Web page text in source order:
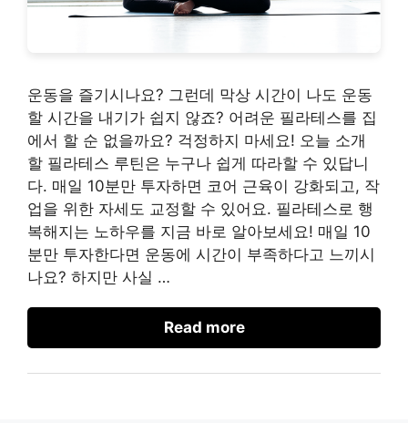
운동을 즐기시나요? 그런데 막상 시간이 나도 운동
할 시간을 내기가 쉽지 않죠? 어려운 필라테스를 집
에서 할 순 없을까요? 걱정하지 마세요! 오늘 소개
할 필라테스 루틴은 누구나 쉽게 따라할 수 있답니
다. 매일 10분만 투자하면 코어 근육이 강화되고, 작
업을 위한 자세도 교정할 수 있어요. 필라테스로 행
복해지는 노하우를 지금 바로 알아보세요! 매일 10
분만 투자한다면 운동에 시간이 부족하다고 느끼시
나요? 하지만 사실 …
Read more